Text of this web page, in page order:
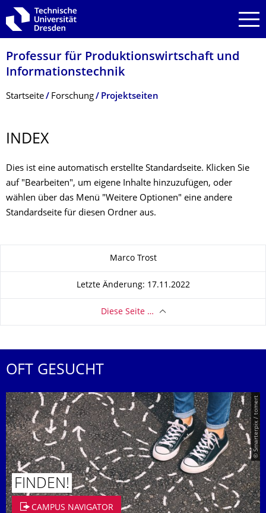
Zur Hauptnavigation springen
Zur Suche springen
Zum Inhalt springen
Professur für Produktionswirt­schaft und
Informationstech­nik
Breadcrumb-Menü
Startseite Forschung Projektseiten
INDEX
Dies ist eine automatisch erstellte Standardseite. Klicken Sie
auf "Bearbeiten", um eigene Inhalte hinzuzufügen, oder
wählen über das Menü "Weitere Optionen" eine andere
Standardseite für diesen Ordner aus.
Marco Trost
Letzte Änderung: 17.11.2022
Diese Seite …
OFT GESUCHT
© Smarterpix / tomert
FINDEN!
CAMPUS NAVIGATOR